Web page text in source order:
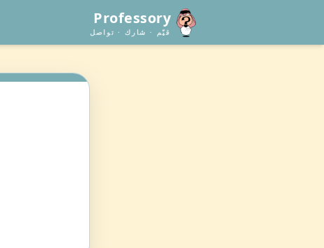
Professory
قيّم · شارك · تواصل